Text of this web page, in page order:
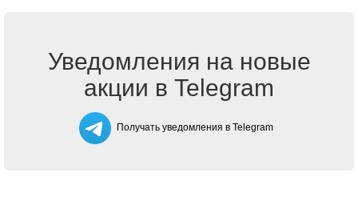
Уведомления на новые
акции в Telegram
Получать уведомления в Telegram